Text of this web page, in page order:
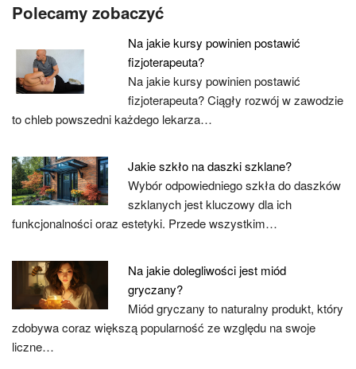
Polecamy zobaczyć
Na jakie kursy powinien postawić
fizjoterapeuta?
Na jakie kursy powinien postawić
fizjoterapeuta? Ciągły rozwój w zawodzie
to chleb powszedni każdego lekarza…
Jakie szkło na daszki szklane?
Wybór odpowiedniego szkła do daszków
szklanych jest kluczowy dla ich
funkcjonalności oraz estetyki. Przede wszystkim…
Na jakie dolegliwości jest miód
gryczany?
Miód gryczany to naturalny produkt, który
zdobywa coraz większą popularność ze względu na swoje
liczne…